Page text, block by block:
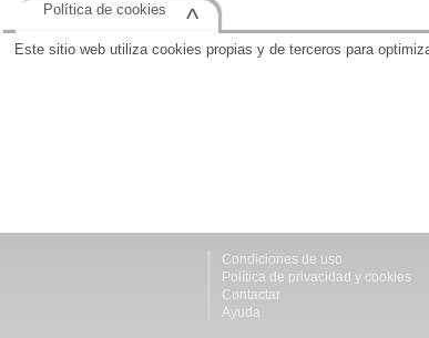
Condiciones de uso
Política de privacidad y cookies
Contactar
Ayuda
Este sitio web utiliza cookies propias y de terceros para
Política de cookies ^